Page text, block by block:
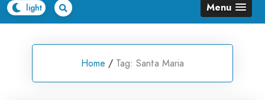
Menu
Home / Tag: Santa Maria